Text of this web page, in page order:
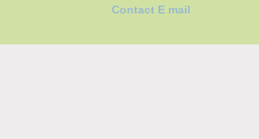
Contact E mail